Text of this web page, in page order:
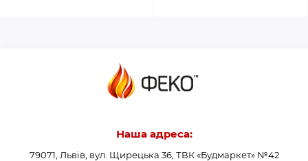
Наша адреса:
79071, Львів, вул. Щирецька 36, ТВК «Будмаркет» №42